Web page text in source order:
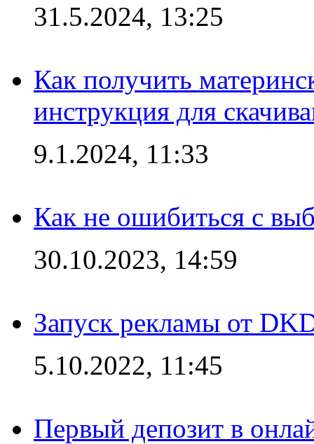
31.5.2024, 13:25
Как получить
инструкция для
9.1.2024, 11:33
Как не ошибиться с
30.10.2023, 14:59
Запуск рекламы от
5.10.2022, 11:45
Первый депозит в